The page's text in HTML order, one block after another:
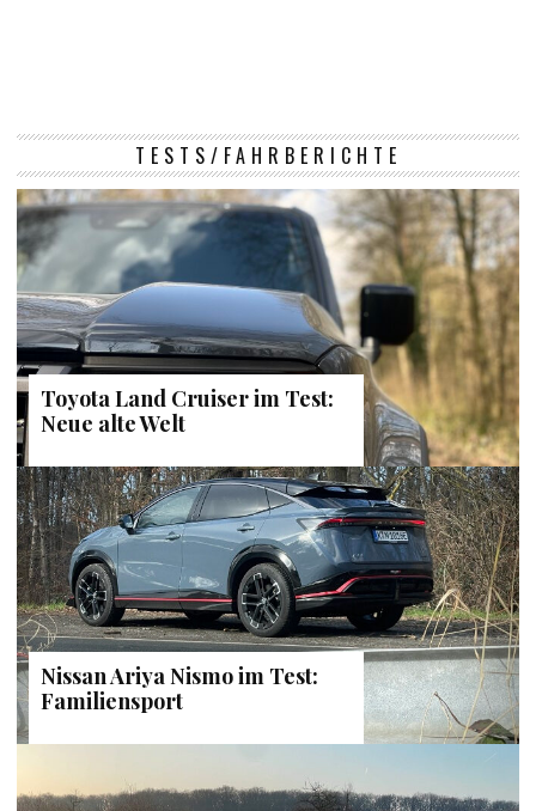
TESTS/FAHRBERICHTE
Toyota Land Cruiser im Test:
Neue alte Welt
Nissan Ariya Nismo im Test:
Familiensport